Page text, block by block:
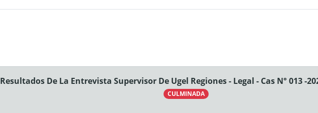
Resultados De La Entrevista Supervisor De Ugel Regiones - Legal - Cas N° 013 -
CULMINADA